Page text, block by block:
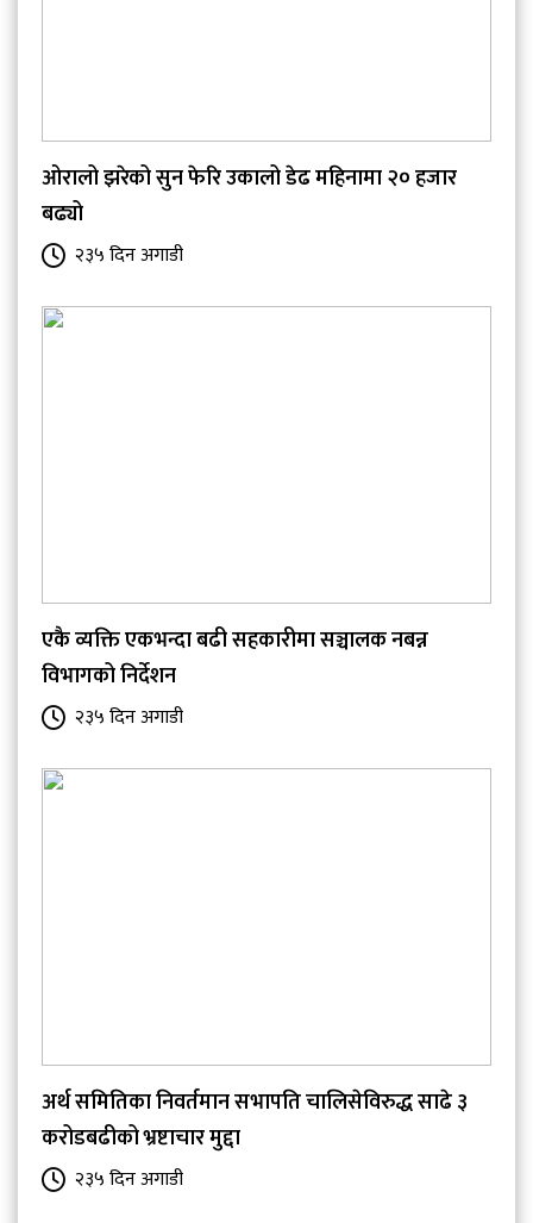
ओरालो झरेको सुन फेरि उकालो डेढ महिनामा २० हजार
बढ्यो
२३५ दिन अगाडी
एकै व्यक्ति एकभन्दा बढी सहकारीमा सञ्चालक नबन्न
विभागको निर्देशन
२३५ दिन अगाडी
अर्थ समितिका निवर्तमान सभापति चालिसेविरुद्ध साढे ३
करोडबढीको भ्रष्टाचार मुद्दा
२३५ दिन अगाडी